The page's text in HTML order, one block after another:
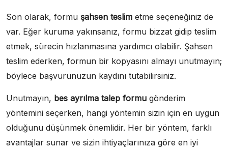
Son olarak, formu şahsen teslim etme seçeneğiniz de
var. Eğer kuruma yakınsanız, formu bizzat gidip teslim
etmek, sürecin hızlanmasına yardımcı olabilir. Şahsen
teslim ederken, formun bir kopyasını almayı unutmayın;
böylece başvurunuzun kaydını tutabilirsiniz.
Unutmayın, bes ayrılma talep formu gönderim
yöntemini seçerken, hangi yöntemin sizin için en uygun
olduğunu düşünmek önemlidir. Her bir yöntem, farklı
avantajlar sunar ve sizin ihtiyaçlarınıza göre en iyi